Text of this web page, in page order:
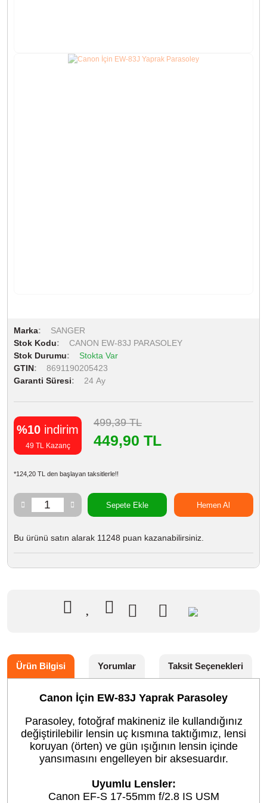
Marka
SANGER
Stok Kodu
CANON EW-83J PARASOLEY
Stok Durumu
Stokta Var
GTIN
8691190205423
Garanti Süresi
24 Ay
%10 indirim
49 TL Kazanç
499,39 TL
449,90 TL
*124,20 TL den başlayan taksitlerle!!
Sepete Ekle Hemen Al
Bu ürünü satın alarak 11248 puan kazanabilirsiniz.
Ürün Bilgisi Yorumlar Taksit Seçenekleri
Canon İçin EW-83J Yaprak Parasoley
Parasoley, fotoğraf makineniz ile kullandığınız
değiştirilebilir lensin uç kısmına taktığımız, lensi
koruyan (örten) ve gün ışığının lensin içinde
yansımasını engelleyen bir aksesuardır.
Uyumlu Lensler:
Canon EF-S 17-55mm f/2.8 IS USM